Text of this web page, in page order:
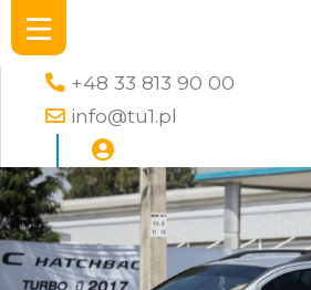
+48 33 813 90 00
info@tu1.pl